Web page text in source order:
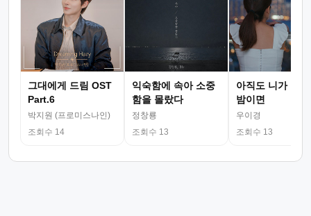
그대에게 드림 OST
Part.6
박지원 (프로미스나인)
조회수 14
익숙함에 속아 소중
함을 몰랐다
정창룡
조회수 13
아직도 니가 그
밤이면
우이경
조회수 13